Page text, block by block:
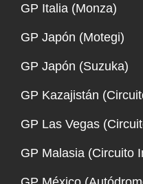
GP Italia (Monza)
GP Japón (Motegi)
GP Japón (Suzuka)
GP Kazajistán
GP Las Vegas
GP Malasia (Circuito